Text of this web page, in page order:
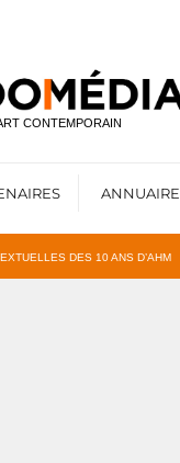
CONTEMPORAIN
ANNUAIRE
DES 10 ANS D’AHM